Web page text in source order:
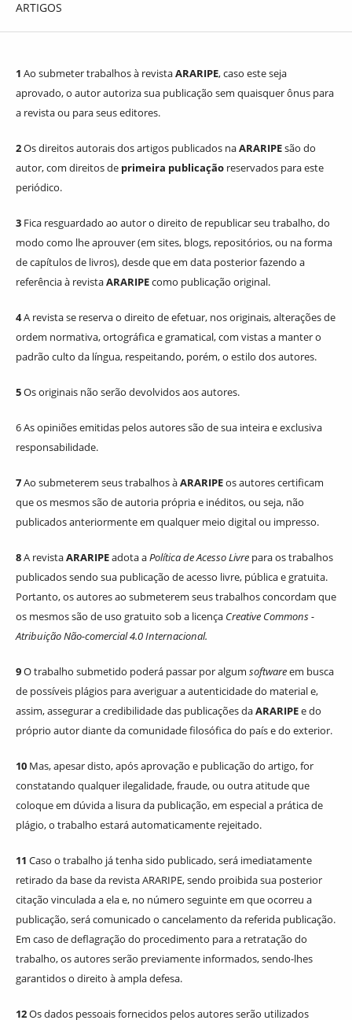
ARTIGOS
1 Ao submeter trabalhos à revistaARARIPE, caso este seja
aprovado, o autor autoriza sua publicação sem quaisquer ônus para
a revista ou para seus editores.
2Os direitos autorais dos artigos publicados naARARIPEsão do
autor, com direitos de primeira publicação reservados para este
periódico.
3 Fica resguardado ao autor o direito de republicar seu trabalho, do
modo como lhe aprouver (em sites, blogs, repositórios, ou na forma
de capítulos de livros), desde que em data posterior fazendo a
referência à revistaARARIPEcomo publicação original.
4A revista se reserva o direito de efetuar, nos originais, alterações de
ordem normativa, ortográfica e gramatical, com vistas a manter o
padrão culto da língua, respeitando, porém, o estilo dos autores.
5Os originais não serão devolvidos aos autores.
6 As opiniões emitidas pelos autores são de sua inteira e exclusiva
responsabilidade.
7Ao submeterem seus trabalhos àARARIPEos autores certificam
que os mesmos são de autoria própria e inéditos, ou seja, não
publicados anteriormente em qualquer meio digital ou impresso.
8A revistaARARIPEadota aPolítica de Acesso Livre para os trabalhos
publicados sendo sua publicação de acesso livre, pública e gratuita.
Portanto, os autores ao submeterem seus trabalhos concordam que
os mesmos são de uso gratuito sob a licença Creative Commons -
Atribuição Não-comercial 4.0 Internacional.
9O trabalho submetido poderá passar por algum softwareem busca
de possíveis plágios para averiguar a autenticidade do material e,
assim, assegurar a credibilidade das publicações daARARIPEe do
próprio autor diante da comunidade filosófica do país e do exterior.
10 Mas, apesar disto, após aprovação e publicação do artigo, for
constatando qualquer ilegalidade, fraude, ou outra atitude que
coloque em dúvida a lisura da publicação, em especial a prática de
plágio, o trabalho estará automaticamente rejeitado.
11 Caso o trabalho já tenha sido publicado, será imediatamente
retirado da base da revista ARARIPE, sendo proibida sua posterior
citação vinculada a ela e, no número seguinte em que ocorreu a
publicação, será comunicado o cancelamento da referida publicação.
Em caso de deflagração do procedimento para a retratação do
trabalho, os autores serão previamente informados, sendo-lhes
garantidos o direito à ampla defesa.
12Os dados pessoais fornecidos pelos autores serão utilizados